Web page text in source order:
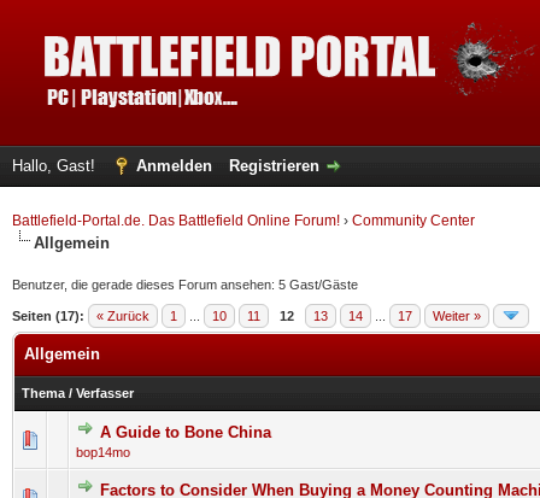
Hallo, Gast! Anmelden Registrieren
Battlefield-Portal.de. Das Battlefield Online Forum! › Community Center
Allgemein
Benutzer, die gerade dieses Forum ansehen: 5 Gast/Gäste
Seiten (17): « Zurück 1 10 11 12 13 14 17 Weiter »
Allgemein
Thema / Verfasser
A Guide to Bone China
bop14mo
0 Bewertung(en) - 0 von 5 durchschnittlich
12
Factors to Consider When Buying a Money Counting